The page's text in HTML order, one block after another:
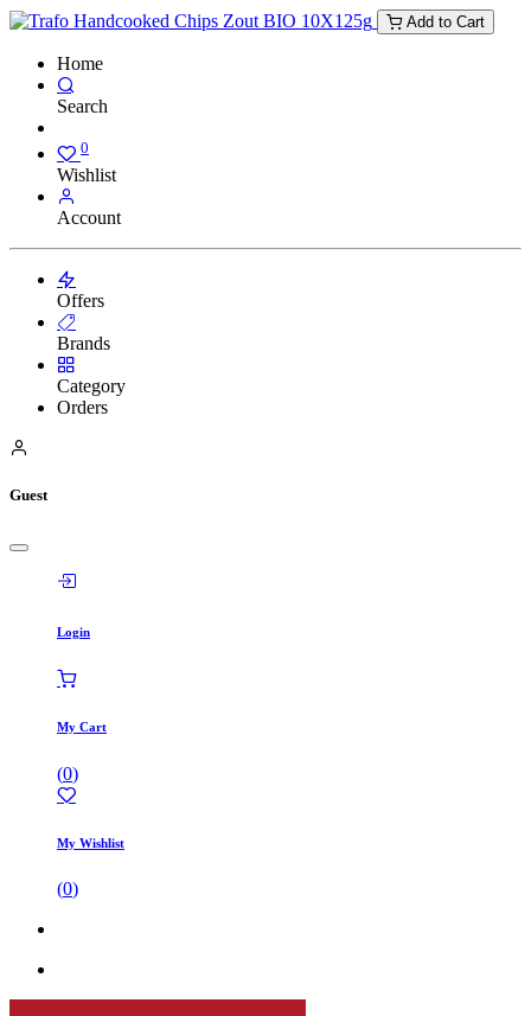
Add to Cart
Home
Search
0
Wishlist
Account
Offers
Brands
Category
Orders
Guest
Login
My Cart
(0)
My Wishlist
(0)